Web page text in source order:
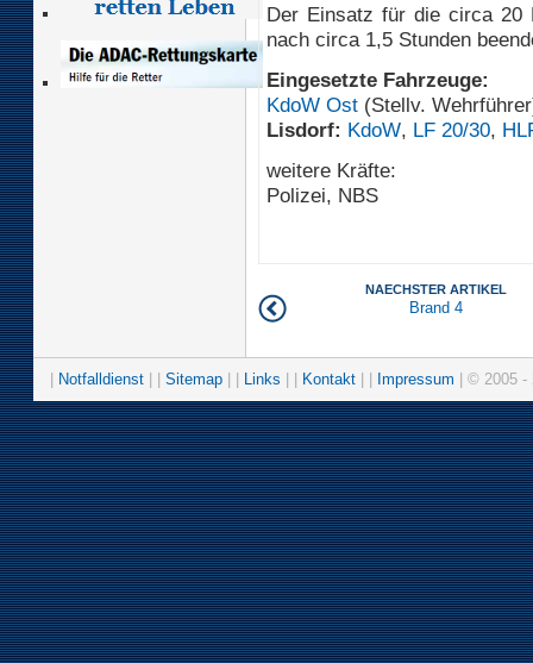
Der Einsatz für die circa 20
nach circa 1,5 Stunden
Eingesetzte Fahrzeuge:
KdoW Ost (Stellv.
Lisdorf: KdoW, LF 20/30,
weitere Kräfte:
Polizei, NBS
NAECHSTER ARTIKEL
Brand 4
Notfalldienst Sitemap Links Kontakt Impressum | © 2005 -